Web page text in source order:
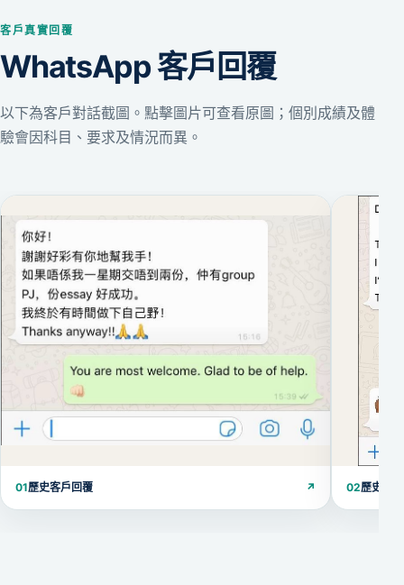
客戶真實回覆
WhatsApp 客戶回覆
以下為客戶對話截圖。點擊圖片可查看原圖；個別成績及體
驗會因科目、要求及情況而異。
01歷史客戶回覆 ↗ 02歷史客